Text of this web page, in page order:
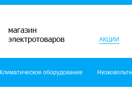
АКЦИИ
Климатическое оборудование